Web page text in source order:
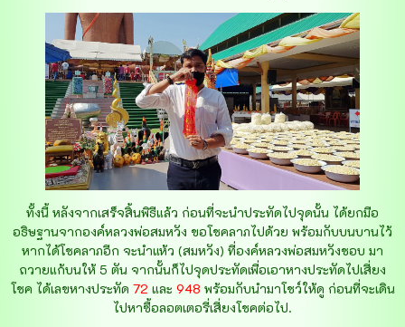
ทั้งนี้ หลังจากเสร็จสิ้นพิธีแล้ว ก่อนที่จะนำประทัดไปจุดนั้น ได้ยกมือ
อธิษฐานจากองค์หลวงพ่อสมหวัง ขอโชคลาภไปด้วย พร้อมกับบนบานไว้
หากได้โชคลาภอีก จะนำแห้ว (สมหวัง) ที่องค์หลวงพ่อสมหวังชอบ มา
ถวายแก้บนให้ 5 ตัน จากนั้นก็ไปจุดประทัดเพื่อเอาหางประทัดไปเสี่ยง
โชค ได้เลขหางประทัด 72 และ 948 พร้อมกับนำมาโชว์ให้ดู ก่อนที่จะเดิน
ไปหาซื้อลอตเตอรี่เสี่ยงโชคต่อไป.